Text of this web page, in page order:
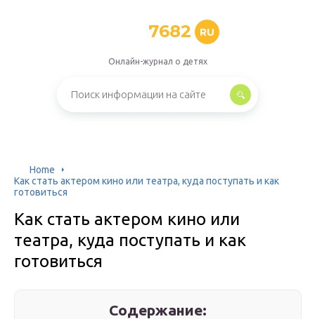
7682 RU
Онлайн-журнал о детях
Home
Как стать актером кино или театра, куда поступать и как
готовиться
Как стать актером кино или
театра, куда поступать и как
готовиться
Содержание: